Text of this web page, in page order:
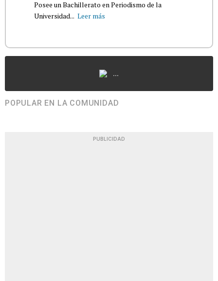
Posee un Bachillerato en Periodismo de la
Universidad... Leer más
...
POPULAR EN LA COMUNIDAD
PUBLICIDAD